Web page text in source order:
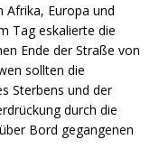
Afrika, Europa und
Tag eskalierte die
Ende der Straße von
sollten die
Sterbens und der
durch die
Bord gegangenen